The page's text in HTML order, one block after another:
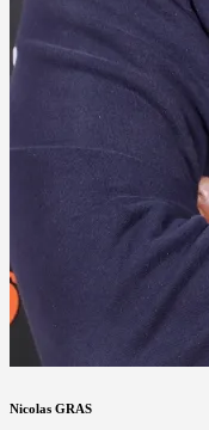
Nicolas GRAS